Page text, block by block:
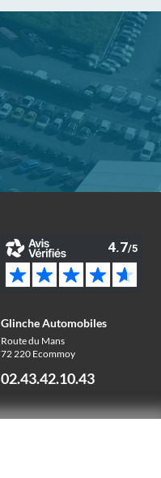
Glinche Automobiles
Route du Mans
72 220 Ecommoy
02.43.42.10.43